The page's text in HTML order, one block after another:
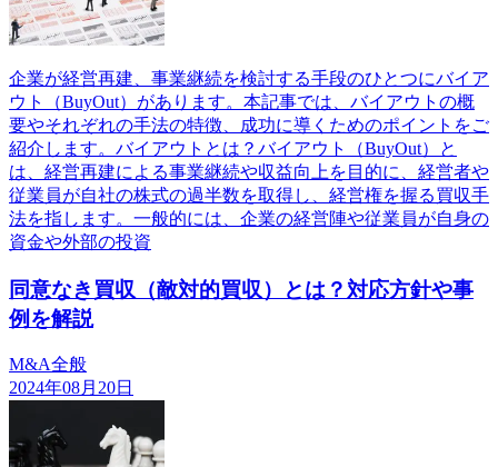
企業が経営再建、事業継続を検討する手段のひとつにバイア
ウト（BuyOut）があります。本記事では、バイアウトの概
要やそれぞれの手法の特徴、成功に導くためのポイントをご
紹介します。バイアウトとは？バイアウト（BuyOut）と
は、経営再建による事業継続や収益向上を目的に、経営者や
従業員が自社の株式の過半数を取得し、経営権を握る買収手
法を指します。一般的には、企業の経営陣や従業員が自身の
資金や外部の投資
同意なき買収（敵対的買収）とは？対応方針や事
例を解説
M&A全般
2024年08月20日